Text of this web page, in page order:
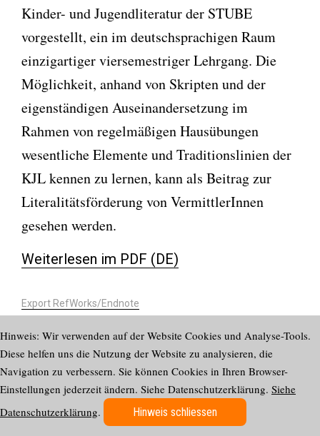
Kinder- und Jugendliteratur der STUBE
vorgestellt, ein im deutschsprachigen Raum
einzigartiger viersemestriger Lehrgang. Die
Möglichkeit, anhand von Skripten und der
eigenständigen Auseinandersetzung im
Rahmen von regelmäßigen Hausübungen
wesentliche Elemente und Traditionslinien der
KJL kennen zu lernen, kann als Beitrag zur
Literalitätsförderung von VermittlerInnen
gesehen werden.
Weiterlesen im PDF (DE)
Export RefWorks/Endnote
Impressum
Datenschutzerklärung
Newsletter abonnieren
2624-
Hinweis: Wir verwenden auf der Website Cookies und Analyse-Tools.
Diese helfen uns die Nutzung der Website zu analysieren, die
Navigation zu verbessern. Sie können Cookies in Ihren Browser-
Einstellungen jederzeit ändern. Siehe Datenschutzerklärung. Siehe
Datenschutzerklärung. Hinweis schliessen